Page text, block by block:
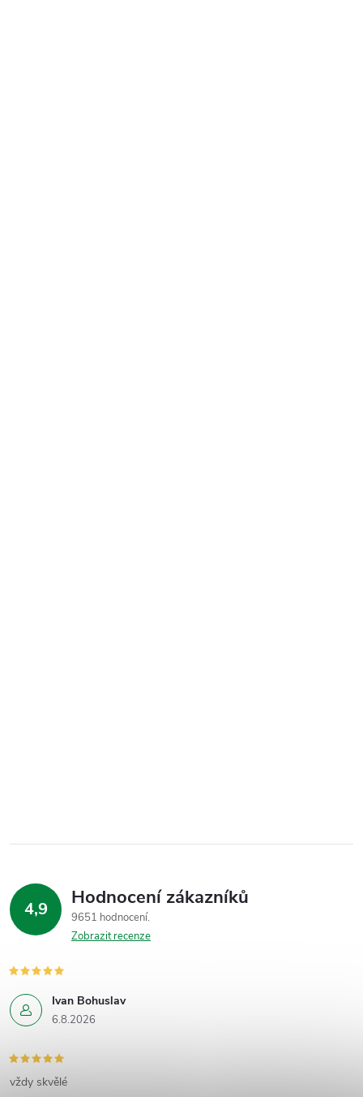
4,9 Hodnocení zákazníků
9651 hodnocení
Zobrazit recenze
Ivan Bohuslav
6.8.2026
vždy skvělé